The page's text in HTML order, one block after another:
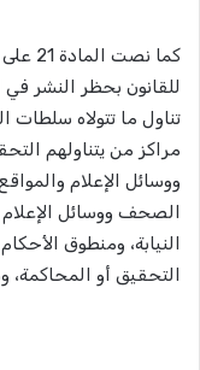
كما
للقانون بحظر النشر
تناول ما تتولاه سلطات
مراكز من يتناولهم
ووسائل الإعلام
الصحف ووسائل الإعلام
النيابة، ومنطوق
التحقيق أو المحاكمة،